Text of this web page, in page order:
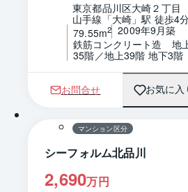
東京都品川区大崎２丁目
山手線「大崎」駅 徒歩4
79.55m2 2009年9月築
鉄筋コンクリート造　地
35階／地上39階 地下3階
お問合せ お気に
1 / 0
マンション区分
シーフォルム北品川
2,690万円